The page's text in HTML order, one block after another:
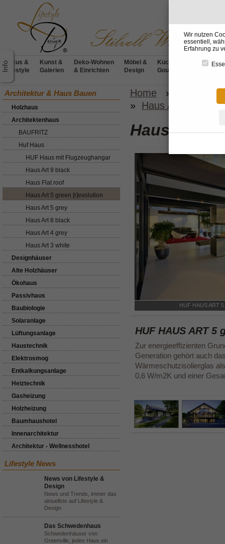
Luxus &
Lifestyle
Kunst &
Galerien
Deko-Wohnen
& Einrichten
Möbel &
Design
Küchen &
Gourmet
Architektur & Haus Bauen
Holzhaus
Architektenhaus
BAUFRITZ
Huf Haus
HUF Haus mit Flugzeughangar
Haus Art 9 black
Haus Flat roof
Haus Art 5 green [r]evolution
Haus Art 5 grey
Haus Art 8 black
Haus Art 4 grey
Haus Art 3 white
Designhäuser
Alte Holzhäuser
Ökohaus
Passivhaus
Baubiologie
Solaranlage
Lüftungsanlage
Haustechnik
Elektrosmog
Entkalkungsanlage
Heiztechnik
Gasheizung
Holzheizung
Baumhaushotel
Innenarchitektur
Architektur - Wellnesshotel
Lifestyle News
News von Lifestyle &
Design
News und Trends, immer das
aktuellste auf Lifestyle &
Design
Das Schwedenhaus
Schwedenhäuser von
Greenville, jedes Haus ein
Home »
» Haus Art 5 green
Haus Art 5
HUF HAUS ART
HUF HAUS ART 5
Zur energieeffizienten
Generation gehört auch
Wärmeschutzisolierglas
0,6 W/m2K und einer
Wir nutzen
essentiell,
Erfahrung zu